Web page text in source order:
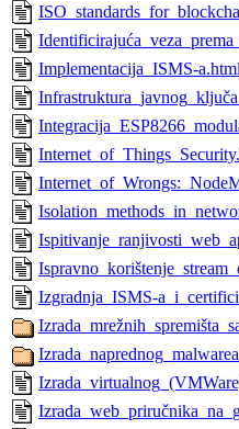
Implementacija_ISMS-
Izgradnja_ISMS-